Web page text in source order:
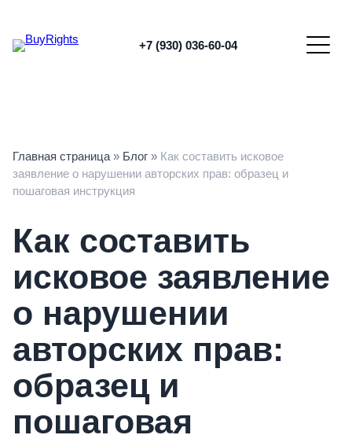
содержимому
+7 (930) 036-60-04
Главная страница » Блог » Как составить исковое
заявление о нарушении авторских прав: образец и
пошаговая инструкция
Как составить
исковое заявление
о нарушении
авторских прав:
образец и
пошаговая